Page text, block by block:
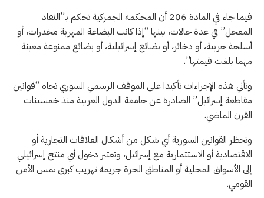
فيما جاء في المادة 206 أن المحكمة الجمركية تحكم بـ”النفاذ
المعجل” في عدة حالات، بينها “إذا كانت البضاعة المهربة مخدرات، أو
أسلحة حربية، أو ذخائر، أو بضائع إسرائيلية، أو بضائع ممنوعة معينة
مهما بلغت قيمتها”.
وتأتي هذه الإجراءات تأكيدا على الموقف الرسمي السوري تجاه “قوانين
مقاطعة إسرائيل” الصادرة عن جامعة الدول العربية منذ خمسينات
القرن الماضي.
وتحظر القوانين السورية أي شكل من أشكال العلاقات التجارية أو
الاقتصادية أو الاستثمارية مع إسرائيل، وتعتبر دخول أي منتج إسرائيلي
إلى الأسواق المحلية أو المناطق الحرة جريمة تهريب كبرى تمس الأمن
القومي.